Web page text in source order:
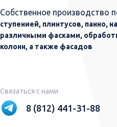
Собственное производство
ступенией, плинтусов, панно,
различными фасками,
колонн, а также фасадов
Связаться с нами
8 (812) 441-31-88